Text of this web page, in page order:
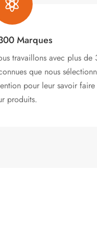

Marques
travaillons avec plus de
que nous
pour leur savoir
produits.